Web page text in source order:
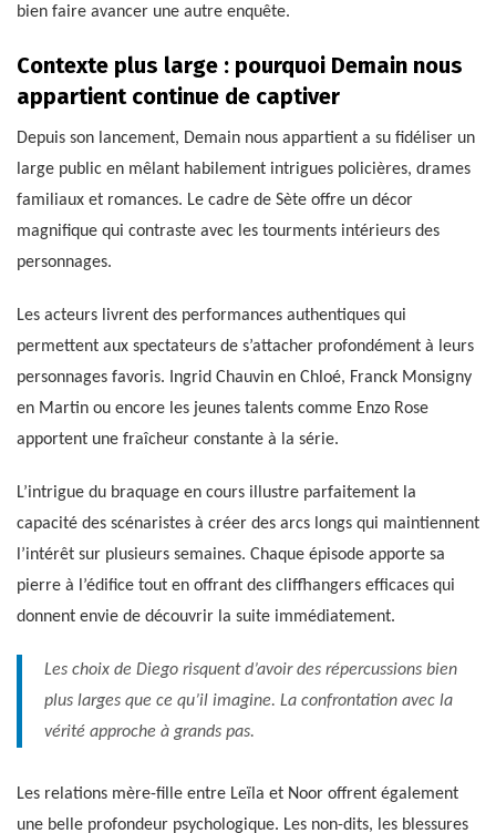
bien faire avancer une autre enquête.
Contexte plus large : pourquoi Demain nous
appartient continue de captiver
Depuis son lancement, Demain nous appartient a su fidéliser un
large public en mêlant habilement intrigues policières, drames
familiaux et romances. Le cadre de Sète offre un décor
magnifique qui contraste avec les tourments intérieurs des
personnages.
Les acteurs livrent des performances authentiques qui
permettent aux spectateurs de s’attacher profondément à leurs
personnages favoris. Ingrid Chauvin en Chloé, Franck Monsigny
en Martin ou encore les jeunes talents comme Enzo Rose
apportent une fraîcheur constante à la série.
L’intrigue du braquage en cours illustre parfaitement la
capacité des scénaristes à créer des arcs longs qui maintiennent
l’intérêt sur plusieurs semaines. Chaque épisode apporte sa
pierre à l’édifice tout en offrant des cliffhangers efficaces qui
donnent envie de découvrir la suite immédiatement.
Les choix de Diego risquent d’avoir des répercussions bien
plus larges que ce qu’il imagine. La confrontation avec la
vérité approche à grands pas.
Les relations mère-fille entre Leïla et Noor offrent également
une belle profondeur psychologique. Les non-dits, les blessures